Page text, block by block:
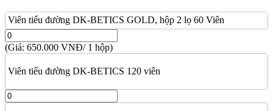
Viên tiểu đường DK-BETICS GOLD, hộp 2 lọ 60 Viên
(Giá: 650.000 VNĐ/ 1 hộp)
Viên tiểu đường DK-BETICS 120 viên